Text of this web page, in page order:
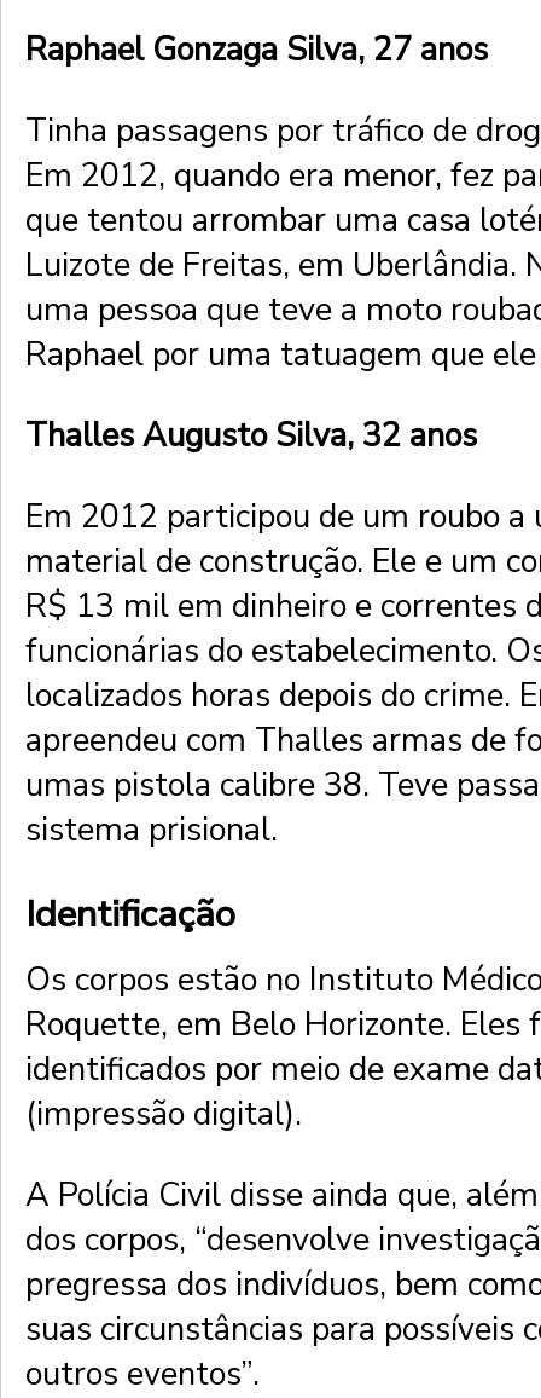
Raphael Gonzaga Silva, 27 anos
Tinha passagens por tráfico de
Em 2012, quando era menor, fez
que tentou arrombar uma casa
Luizote de Freitas, em Uberlândia.
uma pessoa que teve a moto
Raphael por uma tatuagem que
Thalles Augusto Silva, 32 anos
Em 2012 participou de um roubo a
material de construção. Ele e um
R$ 13 mil em dinheiro e correntes
funcionárias do estabelecimento.
localizados horas depois do crime.
apreendeu com Thalles armas de
umas pistola calibre 38. Teve
sistema prisional.
Identificação
Os corpos estão no Instituto
Roquette, em Belo Horizonte. Eles
identificados por meio de exame
(impressão digital).
A Polícia Civil disse ainda que,
dos corpos, “desenvolve
pregressa dos indivíduos, bem
suas circunstâncias para possíveis
outros eventos”.